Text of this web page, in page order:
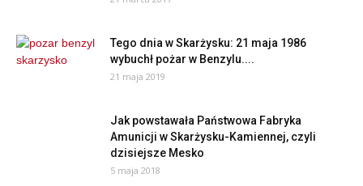
Tego dnia w Skarżysku: 21 maja 1986
wybuchł pożar w Benzylu....
21 maja 2019
Jak powstawała Państwowa Fabryka
Amunicji w Skarżysku-Kamiennej, czyli
dzisiejsze Mesko
5 maja 2018